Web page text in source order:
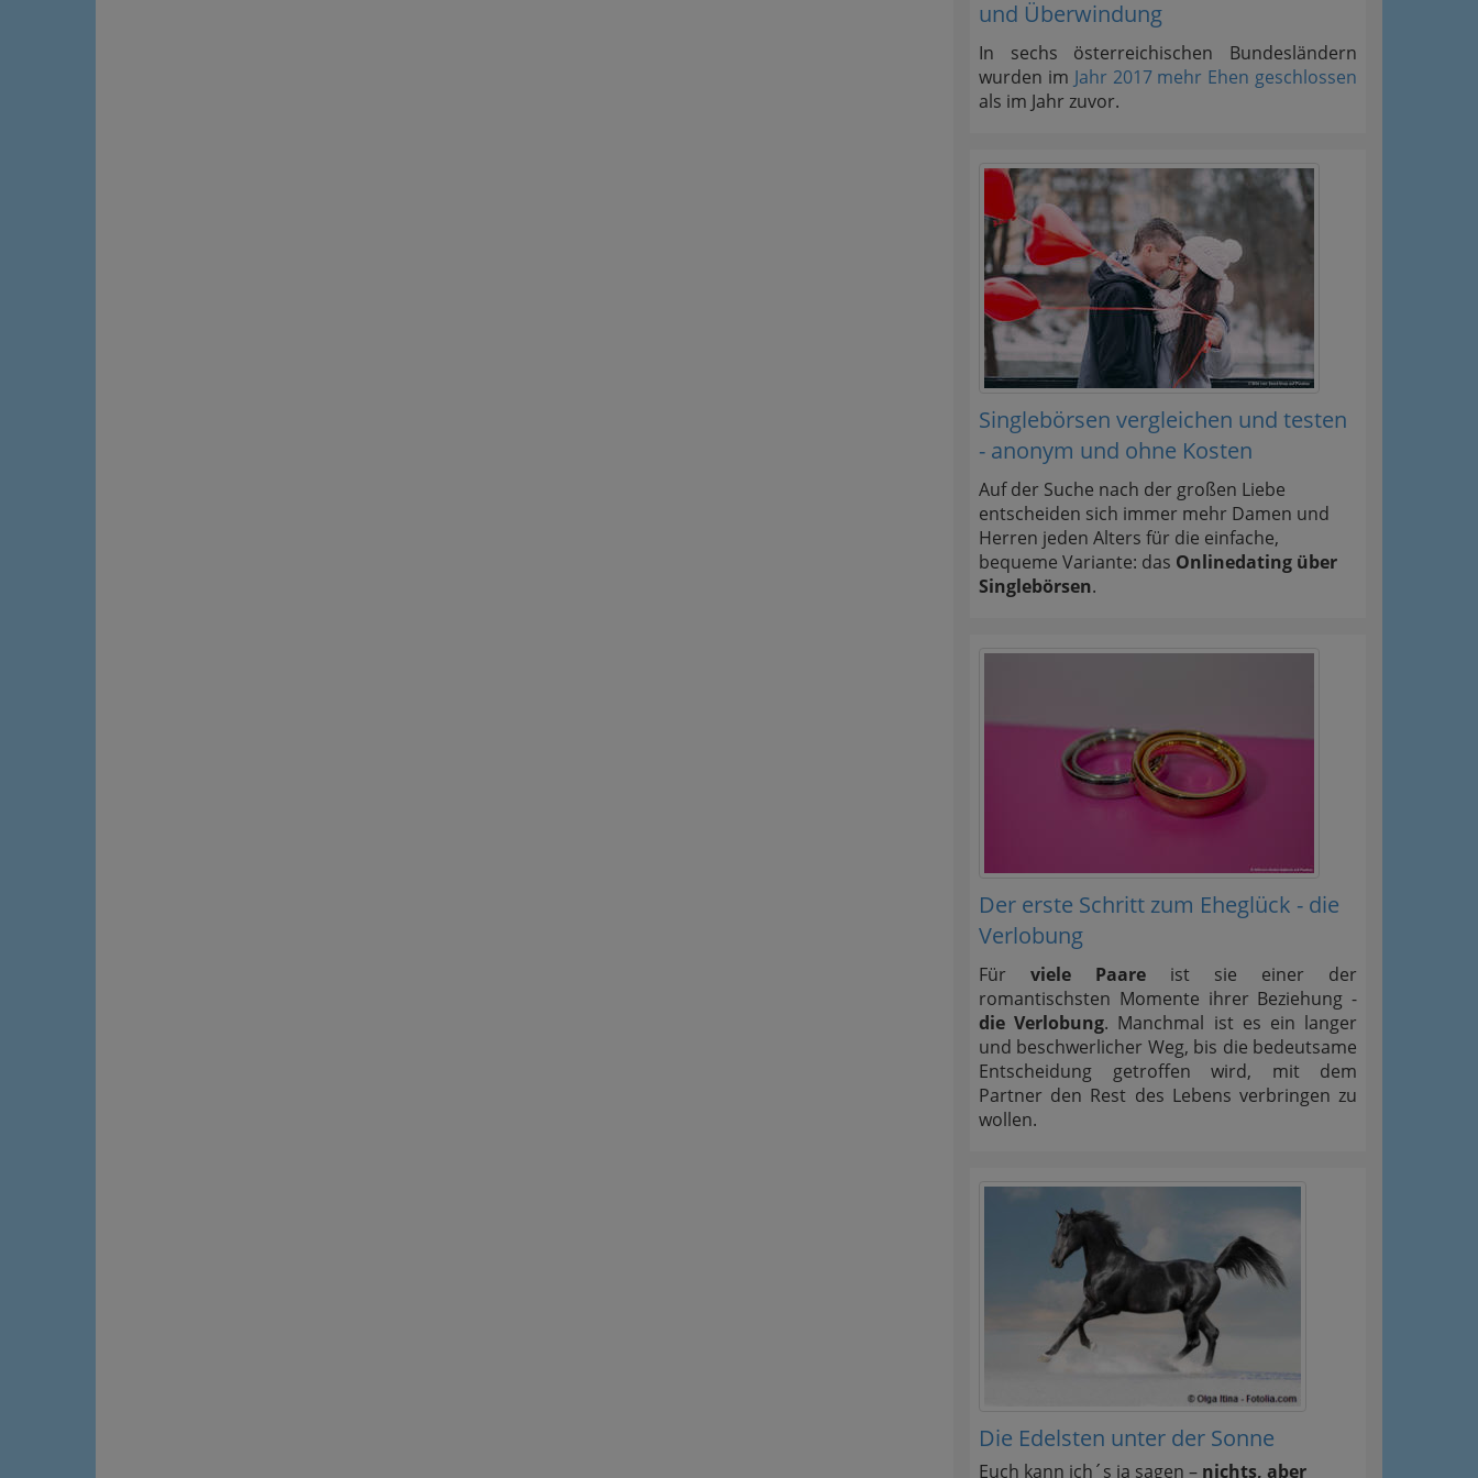
und Überwindung
In sechs österreichischen Bundesländern
wurden im Jahr 2017 mehr Ehen geschlossen
als im Jahr zuvor.
Singlebörsen vergleichen und testen
- anonym und ohne Kosten
Auf der Suche nach der großen Liebe
entscheiden sich immer mehr Damen und
Herren jeden Alters für die einfache,
bequeme Variante: das Onlinedating über
Singlebörsen.
Der erste Schritt zum Eheglück - die
Verlobung
Für viele Paare ist sie einer der
romantischsten Momente ihrer Beziehung -
die Verlobung. Manchmal ist es ein langer
und beschwerlicher Weg, bis die bedeutsame
Entscheidung getroffen wird, mit dem
Partner den Rest des Lebens verbringen zu
wollen.
Die Edelsten unter der Sonne
Euch kann ich´s ja sagen – nichts, aber